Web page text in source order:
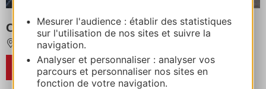
Mesurer l'audience : établir des statistiques
sur l'utilisation de nos sites et suivre la
navigation.
Analyser et personnaliser : analyser vos
parcours et personnaliser nos sites en
fonction de votre navigation.
Christel et Dominique DAUDE
RODEZ
RÉSERVER